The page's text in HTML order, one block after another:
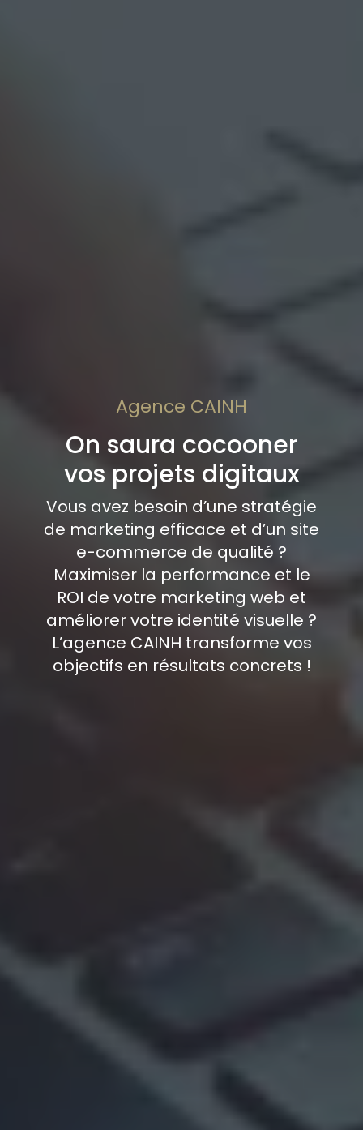
Agence CAINH
On saura cocooner
vos projets digitaux
Vous avez besoin d’une stratégie
de marketing efficace et d’un site
e-commerce de qualité ?
Maximiser la performance et le
ROI de votre marketing web et
améliorer votre identité visuelle ?
L’agence CAINH transforme vos
objectifs en résultats concrets !